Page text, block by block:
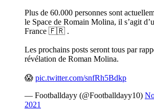
Plus de 60.000 personnes sont
le Space de Romain Molina, il s’agit
France 🇫🇷 .
Les prochains posts seront tous par
révélation de Roman Molina.
😱 pic.twitter.com/snfRh5Bdkp
— Footballdayy (@Footballdayy10)
2021